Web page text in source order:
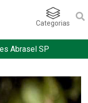
Categorias
Abrasel SP